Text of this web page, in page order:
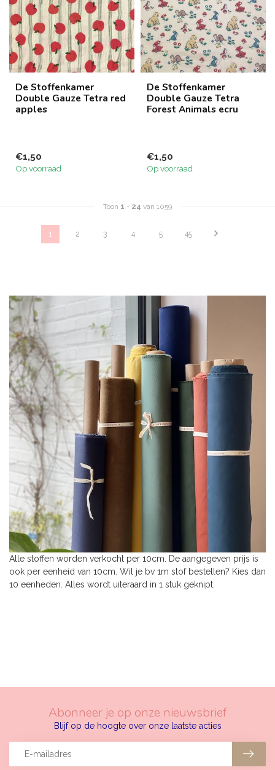
De Stoffenkamer
Double Gauze Tetra red
apples
€1,50
Op voorraad
De Stoffenkamer
Double Gauze Tetra
Forest Animals ecru
€1,50
Op voorraad
Toon 1 - 24 van 1059
1 2 3 4 5 45
Alle stoffen worden verkocht per 10cm. De aangegeven prijs is
ook per eenheid van 10cm. Wil je bv 1m stof bestellen? Kies dan
10 eenheden. Alles wordt uiteraard in 1 stuk geknipt.
Abonneer je op onze nieuwsbrief
Blijf op de hoogte over onze laatste acties